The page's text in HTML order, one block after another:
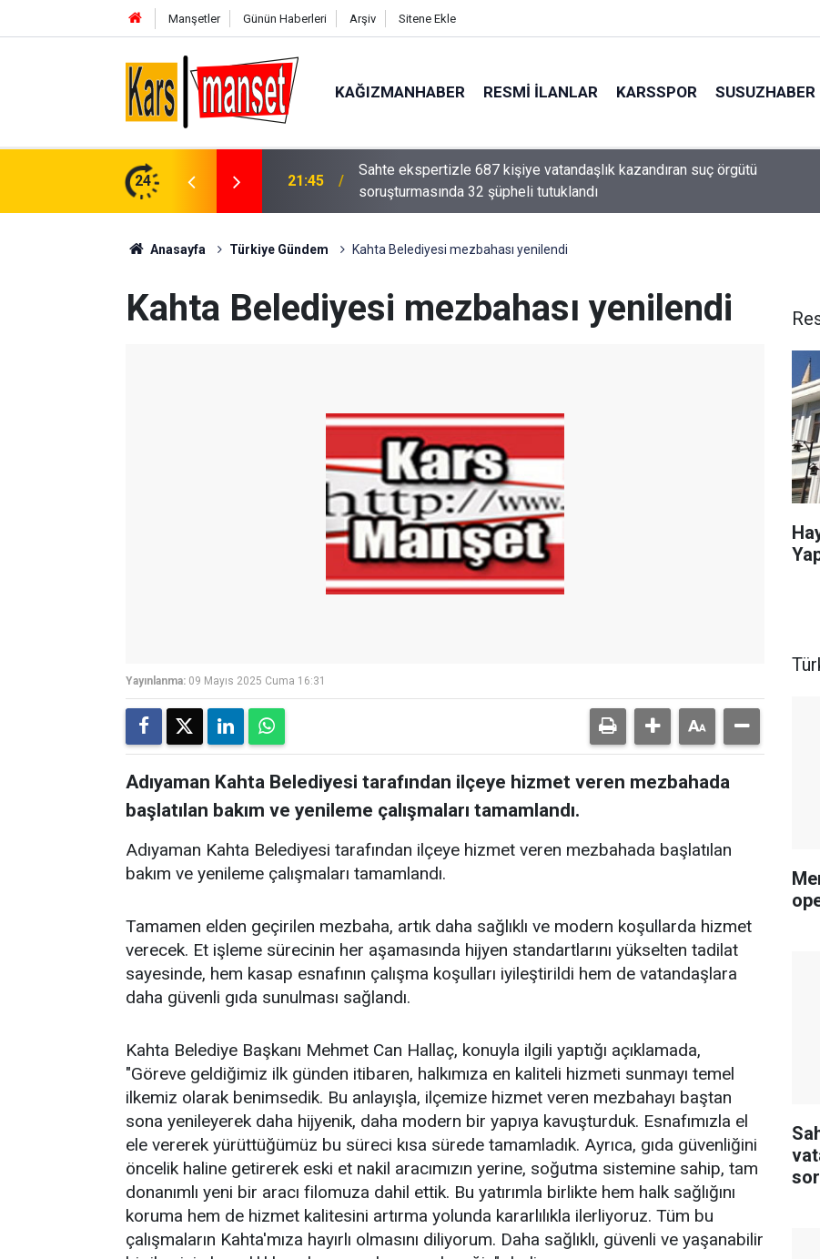
Manşetler Günün Haberleri Arşiv Sitene Ekle
KAĞIZMANHABER RESMI İLANLAR KARSSPOR SUSUZHABER
24
kazandıran suç örgütü
21:44 6. kattaki balkondan düşen 2 yaşındaki çocuk ağır yaralandı
Anasayfa Türkiye Gündem Kahta Belediyesi mezbahası yenilendi
Kahta Belediyesi mezbahası yenilendi
Yayınlanma: 09 Mayıs 2025 Cuma 16:31
Adıyaman Kahta Belediyesi tarafından ilçeye hizmet veren mezbahada
başlatılan bakım ve yenileme çalışmaları tamamlandı.
Adıyaman Kahta Belediyesi tarafından ilçeye hizmet veren mezbahada başlatılan
bakım ve yenileme çalışmaları tamamlandı.
Tamamen elden geçirilen mezbaha, artık daha sağlıklı ve modern koşullarda hizmet
verecek. Et işleme sürecinin her aşamasında hijyen standartlarını yükselten tadilat
sayesinde, hem kasap esnafının çalışma koşulları iyileştirildi hem de vatandaşlara
daha güvenli gıda sunulması sağlandı.
Kahta Belediye Başkanı Mehmet Can Hallaç, konuyla ilgili yaptığı açıklamada,
"Göreve geldiğimiz ilk günden itibaren, halkımıza en kaliteli hizmeti sunmayı temel
ilkemiz olarak benimsedik. Bu anlayışla, ilçemize hizmet veren mezbahayı baştan
sona yenileyerek daha hijyenik, daha modern bir yapıya kavuşturduk. Esnafımızla el
ele vererek yürüttüğümüz bu süreci kısa sürede tamamladık. Ayrıca, gıda güvenliğini
öncelik haline getirerek eski et nakil aracımızın yerine, soğutma sistemine sahip, tam
donanımlı yeni bir aracı filomuza dahil ettik. Bu yatırımla birlikte hem halk sağlığını
koruma hem de hizmet kalitesini artırma yolunda kararlılıkla ilerliyoruz. Tüm bu
çalışmaların Kahta'mıza hayırlı olmasını diliyorum. Daha sağlıklı, güvenli ve yaşanabilir